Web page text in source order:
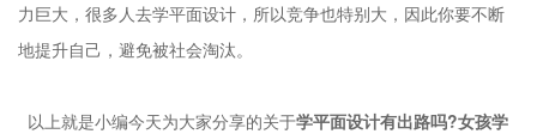
力巨大，很多人去学平面设计，所以竞争也特别大，因此你要不断
地提升自己，避免被社会淘汰。
以上就是小编今天为大家分享的关于学平面设计有出路吗?女孩学